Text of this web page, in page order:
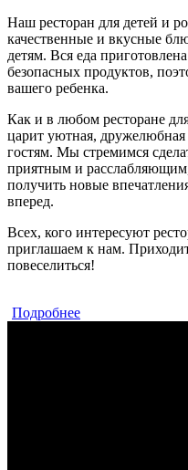
Наш ресторан для детей и
качественные и вкусные
детям. Вся еда
безопасных продуктов,
вашего ребенка.
Как и в любом ресторане
царит уютная, дружелюбная
гостям. Мы стремимся
приятным и
получить новые
вперед.
Всех, кого интересуют
приглашаем к нам.
повеселиться!
Подробнее